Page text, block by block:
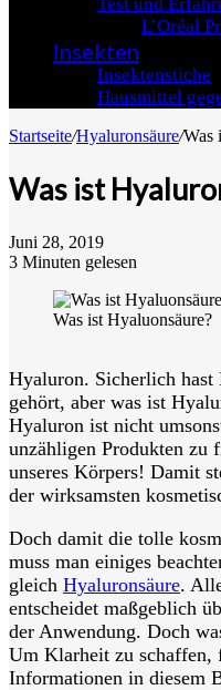
L’Oréal
Insekten
Insektenstiche
Hausmittel
Startseite/Hyaluronsäure/Was
Was ist
Juni 28, 2019
3 Minuten gelesen
Was ist Hyaluonsäure?
Hyaluron. Sicherlich
gehört, aber was ist
Hyaluron ist nicht
unzähligen Produkten zu
unseres Körpers! Damit
der wirksamsten
Doch damit die tolle
muss man einiges
gleich Hyaluronsäure.
entscheidet maßgeblich
der Anwendung. Doch
Um Klarheit zu schaffen,
Informationen in diesem